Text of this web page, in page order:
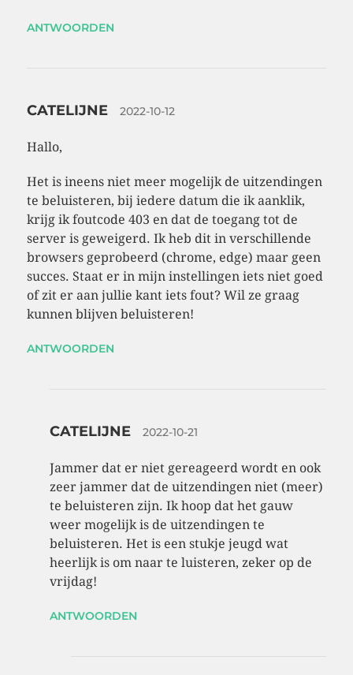
ANTWOORDEN
CATELIJNE 2022-10-12
Hallo,
Het is ineens niet meer mogelijk de uitzendingen
te beluisteren, bij iedere datum die ik aanklik,
krijg ik foutcode 403 en dat de toegang tot de
server is geweigerd. Ik heb dit in verschillende
browsers geprobeerd (chrome, edge) maar geen
succes. Staat er in mijn instellingen iets niet goed
of zit er aan jullie kant iets fout? Wil ze graag
kunnen blijven beluisteren!
ANTWOORDEN
CATELIJNE 2022-10-21
Jammer dat er niet gereageerd wordt en ook
zeer jammer dat de uitzendingen niet (meer)
te beluisteren zijn. Ik hoop dat het gauw
weer mogelijk is de uitzendingen te
beluisteren. Het is een stukje jeugd wat
heerlijk is om naar te luisteren, zeker op de
vrijdag!
ANTWOORDEN